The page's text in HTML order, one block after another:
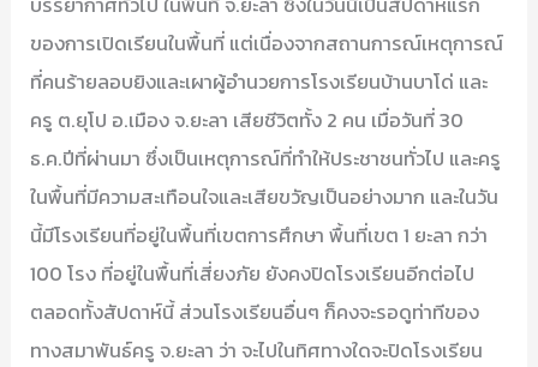
ของการเปิดเรียนในพื้นที่ แต่เนื่องจากสถานการณ์เหตุการณ์
ที่คนร้ายลอบยิงและเผาผู้อำนวยการโรงเรียนบ้านบาโด่ และ
ครู ต.ยุโป อ.เมือง จ.ยะลา เสียชีวิตทั้ง 2 คน เมื่อวันที่ 30
ธ.ค.ปีที่ผ่านมา ซึ่งเป็นเหตุการณ์ที่ทำให้ประชาชนทั่วไป และครู
ในพื้นที่มีความสะเทือนใจและเสียขวัญเป็นอย่างมาก และในวัน
นี้มีโรงเรียนที่อยู่ในพื้นที่เขตการศึกษา พื้นที่เขต 1 ยะลา กว่า
100 โรง ที่อยู่ในพื้นที่เสี่ยงภัย ยังคงปิดโรงเรียนอีกต่อไป
ตลอดทั้งสัปดาห์นี้ ส่วนโรงเรียนอื่นๆ ก็คงจะรอดูท่าทีของ
ทางสมาพันธ์ครู จ.ยะลา ว่า จะไปในทิศทางใดจะปิดโรงเรียน